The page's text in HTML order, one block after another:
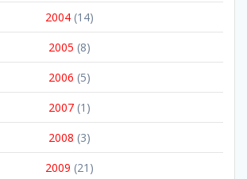
2004(14)
2005 (8)
2006 (5)
2007(1)
2008 (3)
2009 (21)